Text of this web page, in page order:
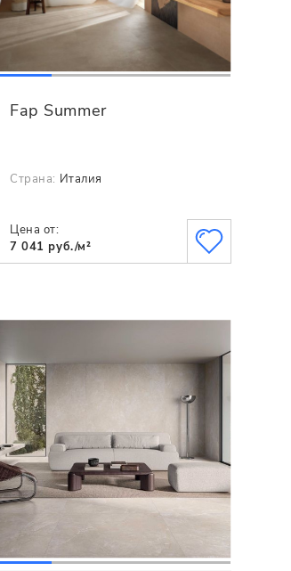
Fap Summer
Страна: Италия
Цена от:
7 041 руб./м²